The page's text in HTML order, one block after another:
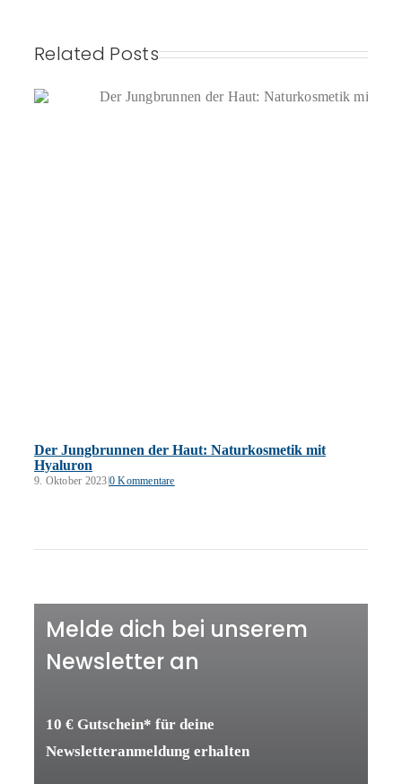
Related Posts
Der Jungbrunnen der Haut: Naturkosmetik mit
Hyaluron
9. Oktober 2023|0 Kommentare
Melde dich bei unserem
Newsletter an
10 € Gutschein* für deine
Newsletteranmeldung erhalten